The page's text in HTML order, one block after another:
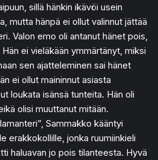
sillä hänkin ikävöi usein
mutta hänpä ei ollut valinnut jättää
Valon emo oli antanut hänet pois,
ei vieläkään ymmärtänyt, miksi
sen ajatteleminen sai hänet
ei ollut maininnut asiasta
loukata isänsä tunteita. Hän oli
olisi muuttanut mitään.
Sammakko kääntyi
erakkokollille, jonka ruumiinkieli
haluavan jo pois tilanteesta. Hyvä